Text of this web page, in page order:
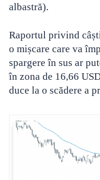
albastră).
Raportul privind
o mișcare care va
spargere în sus ar
în zona de 16,66
duce la o scădere a